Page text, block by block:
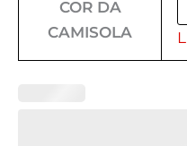
COR DA
CAMISOLA